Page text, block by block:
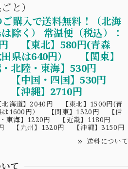
と）
購入で送料無料！（北海
除く） 常温便（税込）：
円 【東北】580円(青森
県は640円） 【関東】
北陸・東海】530円
【中国・四国】530円
【沖縄】2710円
北海道】2040円 【東北】1500円(青
は1600円） 【関東】1320円 【信
東海】1220円 【近畿】1180円
円 【九州】1320円 【沖縄】3150円
送料について
て